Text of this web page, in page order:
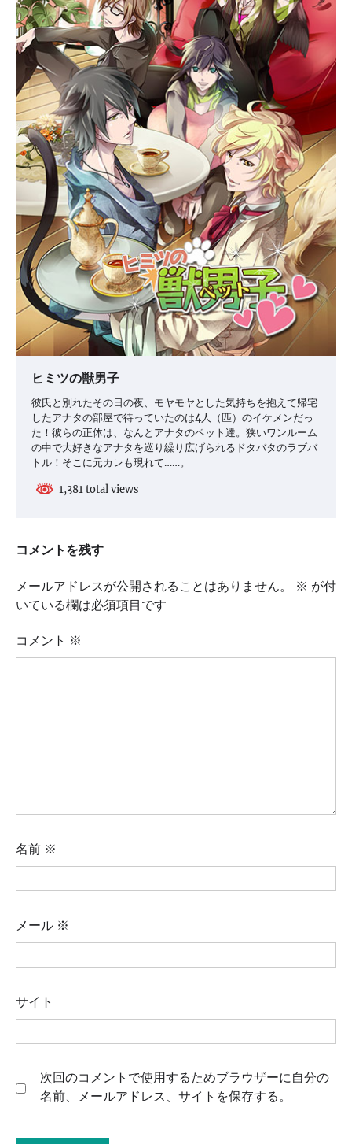
ヒミツの獣男子
彼氏と別れたその日の夜、モヤモヤとした気持ちを抱えて帰宅
したアナタの部屋で待っていたのは4人（匹）のイケメンだっ
た！彼らの正体は、なんとアナタのペット達。狭いワンルーム
の中で大好きなアナタを巡り繰り広げられるドタバタのラブバ
トル！そこに元カレも現れて……。
1,381 total views
コメントを残す
メールアドレスが公開されることはありません。 ※ が付
いている欄は必須項目です
コメント ※
名前 ※
メール ※
サイト
次回のコメントで使用するためブラウザーに自分の
名前、メールアドレス、サイトを保存する。